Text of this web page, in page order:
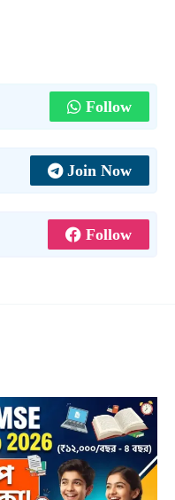
Follow
Join Now
Follow